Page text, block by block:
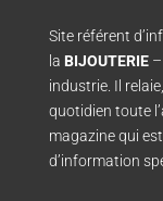
Site référent
la BIJOUTERIE–
industrie. Il
quotidien toute
magazine qui
d’information